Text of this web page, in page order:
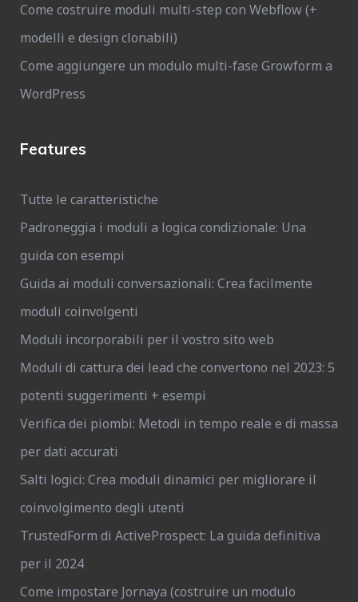
Come costruire moduli multi-step con Webflow (+
modelli e design clonabili)
Come aggiungere un modulo multi-fase Growform a
WordPress
Features
Tutte le caratteristiche
Padroneggia i moduli a logica condizionale: Una
guida con esempi
Guida ai moduli conversazionali: Crea facilmente
moduli coinvolgenti
Moduli incorporabili per il vostro sito web
Moduli di cattura dei lead che convertono nel 2023: 5
potenti suggerimenti + esempi
Verifica dei piombi: Metodi in tempo reale e di massa
per dati accurati
Salti logici: Crea moduli dinamici per migliorare il
coinvolgimento degli utenti
TrustedForm di ActiveProspect: La guida definitiva
per il 2024
Come impostare Jornaya (costruire un modulo